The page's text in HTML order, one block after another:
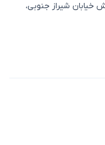
خیابان شیراز جنوبی،